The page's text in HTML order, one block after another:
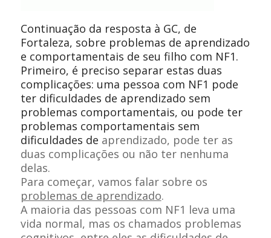
Continuação da resposta à GC, de
Fortaleza, sobre problemas de aprendizado
e comportamentais de seu filho com NF1.
Primeiro, é preciso separar estas duas
complicações: uma pessoa com NF1 pode
ter dificuldades de aprendizado sem
problemas comportamentais, ou pode ter
problemas comportamentais sem
dificuldades de aprendizado, pode ter as
duas complicações ou não ter nenhuma
delas.
Para começar, vamos falar sobre os
problemas de aprendizado.
A maioria das pessoas com NF1 leva uma
vida normal, mas os chamados problemas